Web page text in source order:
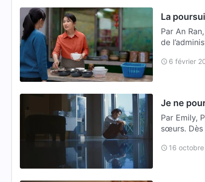
La
Par An
de
6 février
Je ne
Par Emily,
sœurs. Dès
16